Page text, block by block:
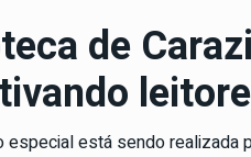
de
especial está sendo realizada